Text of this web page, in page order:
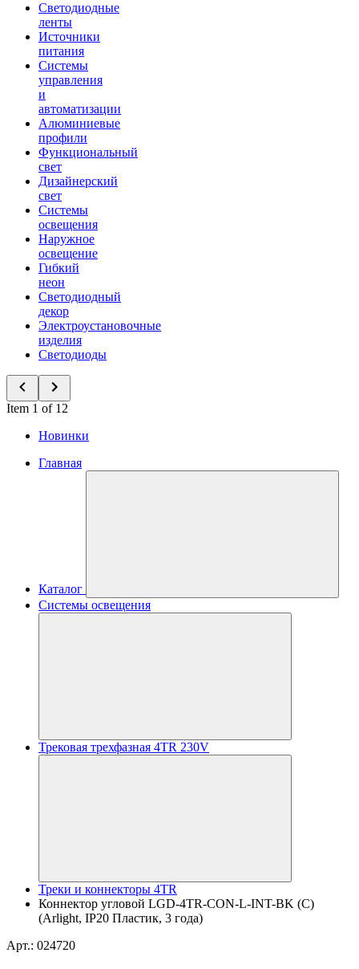
Светодиодные
ленты
Источники
питания
Системы
управления
и
автоматизации
Алюминиевые
профили
Функциональный
свет
Дизайнерский
свет
Системы
освещения
Наружное
освещение
Гибкий
неон
Светодиодный
декор
Электроустановочные
изделия
Светодиоды
Item 1 of 12
Новинки
Главная
Каталог
Системы освещения
Трековая трехфазная 4TR 230V
Треки и коннекторы 4TR
Коннектор угловой LGD-4TR-CON-L-INT-BK (C)
(Arlight, IP20 Пластик, 3 года)
Арт.: 024720